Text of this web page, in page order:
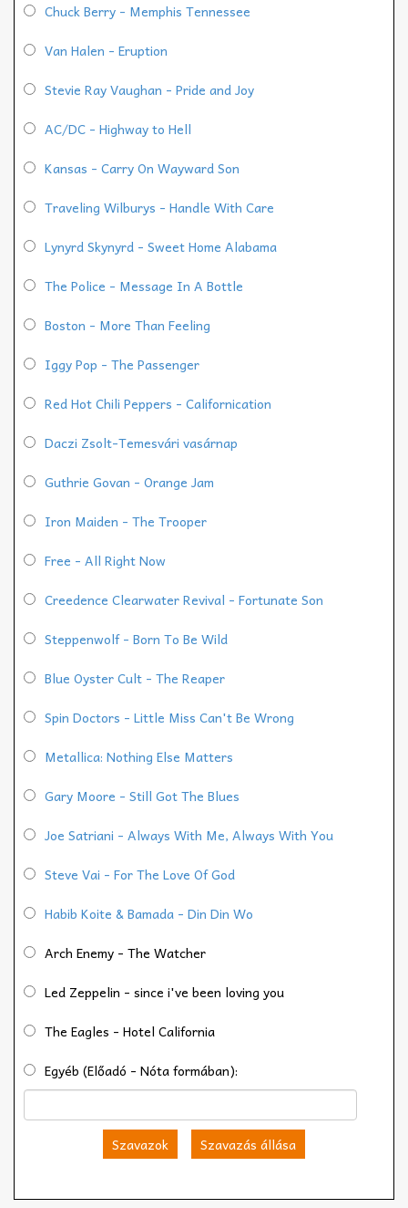
Chuck Berry - Memphis Tennessee
Van Halen - Eruption
Stevie Ray Vaughan - Pride and Joy
AC/DC - Highway to Hell
Kansas - Carry On Wayward Son
Traveling Wilburys - Handle With Care
Lynyrd Skynyrd - Sweet Home Alabama
The Police - Message In A Bottle
Boston - More Than Feeling
Iggy Pop - The Passenger
Red Hot Chili Peppers - Californication
Daczi Zsolt-Temesvári vasárnap
Guthrie Govan - Orange Jam
Iron Maiden - The Trooper
Free - All Right Now
Creedence Clearwater Revival - Fortunate Son
Steppenwolf - Born To Be Wild
Blue Oyster Cult - The Reaper
Spin Doctors - Little Miss Can't Be Wrong
Metallica: Nothing Else Matters
Gary Moore - Still Got The Blues
Joe Satriani - Always With Me, Always With You
Steve Vai - For The Love Of God
Habib Koite & Bamada - Din Din Wo
Arch Enemy - The Watcher
Led Zeppelin - since i've been loving you
The Eagles - Hotel California
Egyéb (Előadó - Nóta formában):
Szavazok Szavazás állása